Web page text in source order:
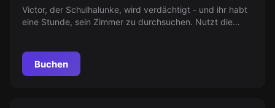
Victor, der Schulhalunke, wird verdächtigt - und ihr habt
eine Stunde, sein Zimmer zu durchsuchen. Nutzt die
Buchen